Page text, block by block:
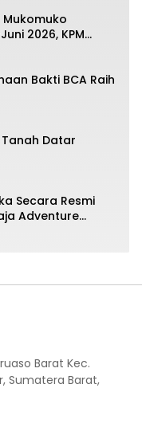
Mukomuko
2026, KPM
Bakti BCA Raih
Datar
Secara Resmi
Adventure
Barat Kec.
Sumatera Barat,